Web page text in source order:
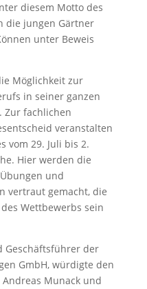
diesem Motto des
die jungen Gärtner
unter Beweis
Möglichkeit zur
in seiner ganzen
Zur fachlichen
veranstalten
vom 29. Juli bis 2.
Hier werden die
und
vertraut gemacht, die
Wettbewerbs sein
Geschäftsführer der
GmbH, würdigte den
Munack und